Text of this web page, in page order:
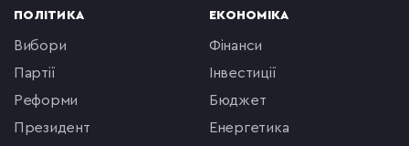
ПОЛІТИКА
вибори
партії
реформи
президент
ЕКОНОМІКА
фінанси
інвестиції
бюджет
енергетика